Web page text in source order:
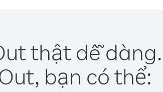
thật dễ dàng.
bạn có thể: